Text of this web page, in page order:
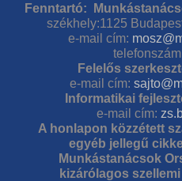
Fenntartó:
székhely:1125
e-mail cím:
Felelős
e-mail cím:
Informatikai
e-mail cím:
A honlapon közzétett
egyéb jellegű
Munkástanácsok
kizárólagos